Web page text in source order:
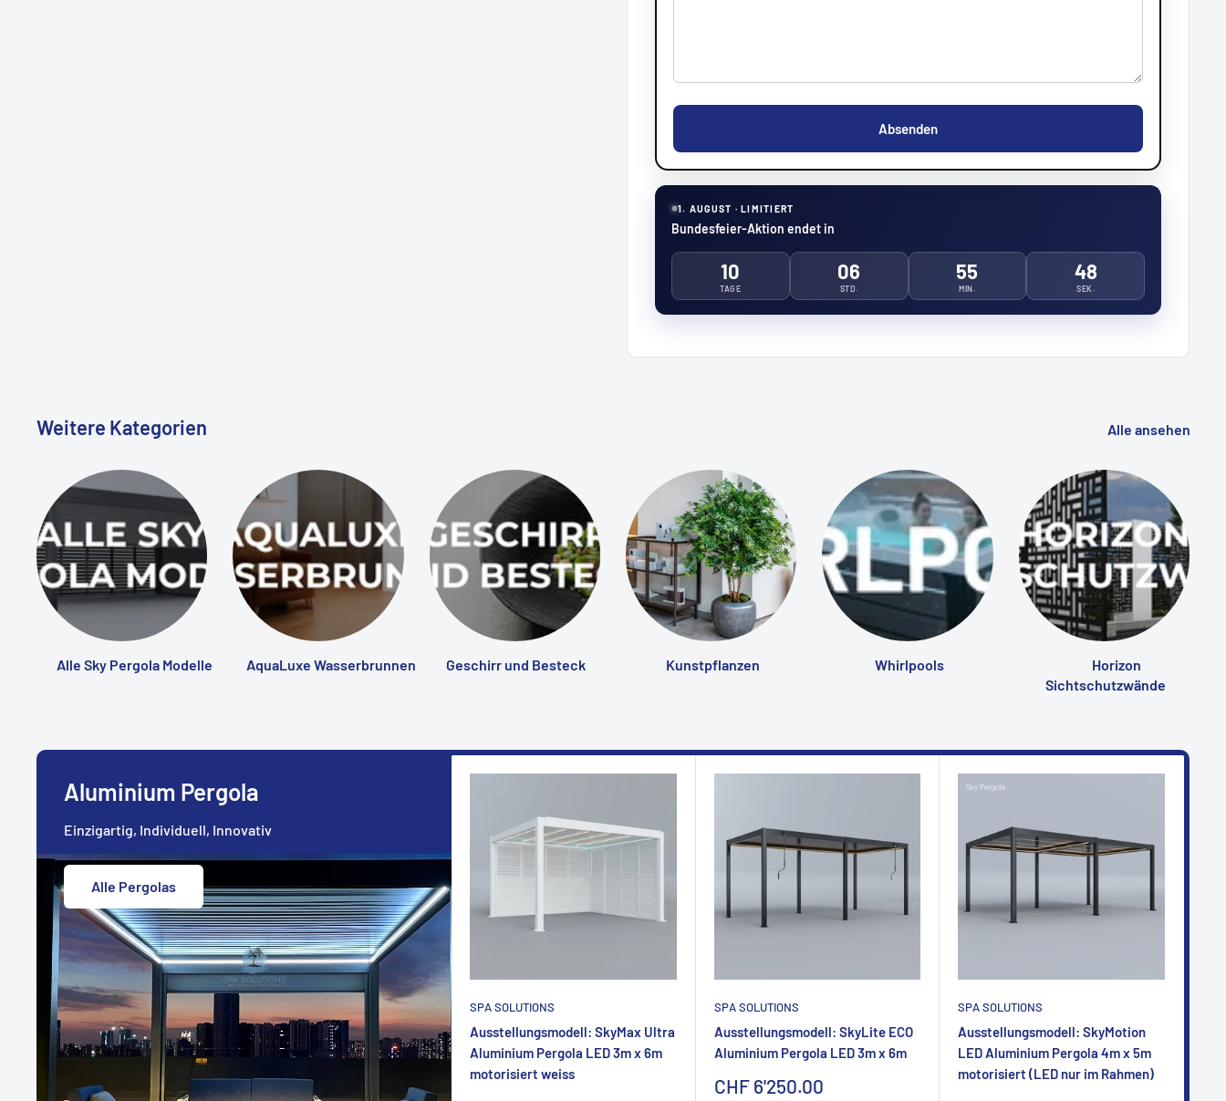
Absenden
1. AUGUST · LIMITIERT
Bundesfeier-Aktion endet in
10
TAGE
06
STD.
55
MIN.
46
SEK.
Weitere Kategorien Alle ansehen
Alle Sky Pergola Modelle AquaLuxe Wasserbrunnen Geschirr und Besteck Kunstpflanzen Whirlpools
Horizon
Sichtschutzwände
Aluminium Pergola
Einzigartig, Individuell, Innovativ
Alle Pergolas
SPA SOLUTIONS
Ausstellungsmodell: SkyMax Ultra
Aluminium Pergola LED 3m x 6m
motorisiert weiss
SPA SOLUTIONS
Ausstellungsmodell: SkyLite ECO
Aluminium Pergola LED 3m x 6m
Sonderpreis
CHF 6'250.00
SPA SOLUTIONS
Ausstellungsmodell: SkyMotion
LED Aluminium Pergola 4m x 5m
motorisiert (LED nur im Rahmen)